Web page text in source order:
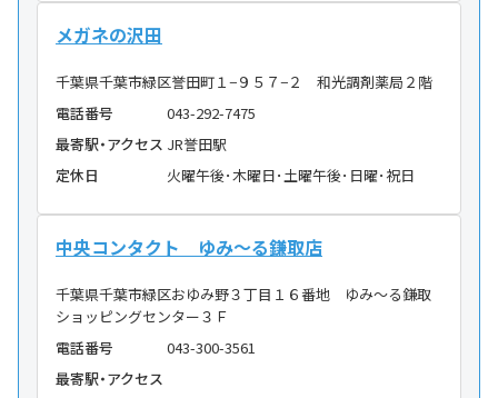
メガネの沢田
千葉県千葉市緑区誉田町１−９５７−２ 和光調剤薬局２階
電話番号
043-292-7475
最寄駅・アクセス JR誉田駅
定休日
火曜午後･木曜日･土曜午後･日曜･祝日
中央コンタクト ゆみ〜る鎌取店
千葉県千葉市緑区おゆみ野３丁目１６番地 ゆみ〜る鎌取
ショッピングセンター３Ｆ
電話番号
043-300-3561
最寄駅・アクセス